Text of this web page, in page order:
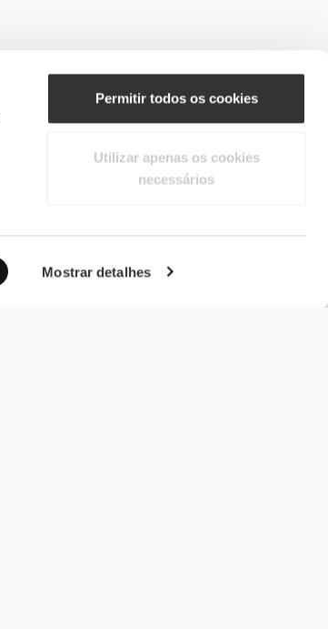
Mostrar detalhes
Permitir todos os cookies
Utilizar apenas os cookies
necessários